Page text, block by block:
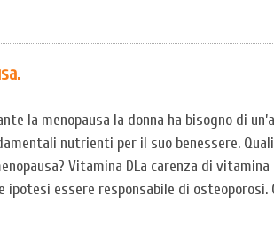
la menopausa la donna ha bisogno di
nutrienti per il suo benessere.
Vitamina DLa carenza di
ipotesi essere responsabile di osteoporosi.